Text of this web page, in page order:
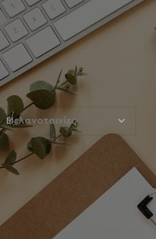
Φιλτράρισμα
Τιμή:—
ΚΑΤΗΓΟΡΊΕΣ ΠΡΟΪΌΝΤΩΝ
Μελανοταινίες